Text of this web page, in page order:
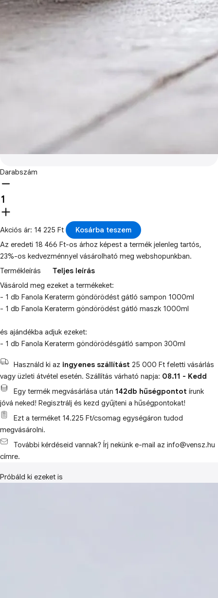
Darabszám
Akciós ár: 14 225 Ft
Kosárba teszem
Az eredeti 18 466 Ft-os árhoz képest a termék jelenleg tartós,
23%-os kedvezménnyel vásárolható meg webshopunkban.
Termékleírás
Teljes leírás
Vásárold meg ezeket a termékeket:
- 1 db Fanola Keraterm göndörödést gátló sampon 1000ml
- 1 db Fanola Keraterm göndörödést gátló maszk 1000ml
és ajándékba adjuk ezeket:
- 1 db Fanola Keraterm göndörödésgátló sampon 300ml
Használd ki az ingyenes szállítást 25 000 Ft feletti vásárlás
vagy üzleti átvétel esetén. Szállítás várható napja: 08.11 - Kedd
Egy termék megvásárlása után 142db hűségpontot írunk
jóvá neked! Regisztrálj és kezd gyűjteni a hűségpontokat!
Ezt a terméket 14.225 Ft/csomag egységáron tudod
megvásárolni.
További kérdéseid vannak? Írj nekünk e-mail az info@vensz.hu
címre.
Próbáld ki ezeket is